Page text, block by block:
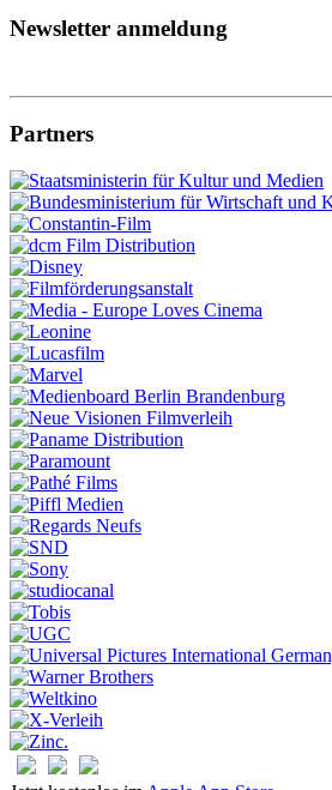
Newsletter anmeldung
Partners